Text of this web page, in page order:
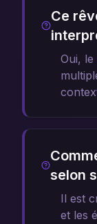
Ce
Oui,
selon
Il est
et les